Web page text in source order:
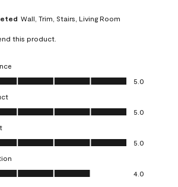
Wall, Trim, Stairs, Living Room
this product.
5.0 out of 5
5.0
5.0 out of 5
5.0
5.0 out of 5
5.0
4.0 out of 5
4.0